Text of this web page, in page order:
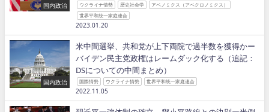
国内政治 ウクライナ情勢 歴史社会学
アベノミクス（アベクロノミクス）
世界平和統一家庭連合
2023.01.20
国内政治
米中間選挙、共和党が上下両院で過半数を獲得かー
バイデン民主党政権はレームダック化する（追記：
DSについての中間まとめ）
国際情勢 ウクライナ情勢 世界平和統一家庭連合
2022.11.05